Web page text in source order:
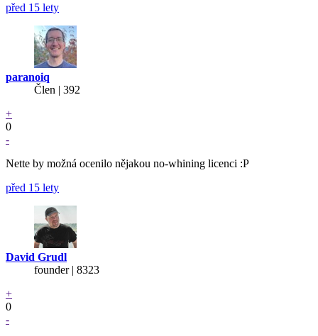
před 15 lety
paranoiq
Člen | 392
+
0
-
Nette by možná ocenilo nějakou no-whining licenci :P
před 15 lety
David Grudl
founder | 8323
+
0
-